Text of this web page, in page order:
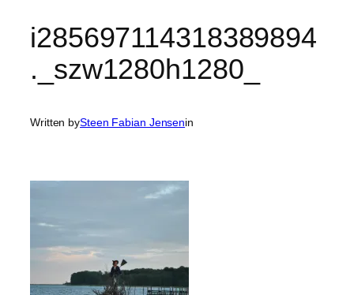
i285697114318389894
._szw1280h1280_
Written bySteen Fabian Jensenin